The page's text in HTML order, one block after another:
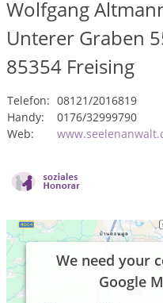
Wolfgang
Unterer Graben
85354 Freising
Telefon: 08121/2016819
Handy:
0176/32999790
Web:
We need your
Google